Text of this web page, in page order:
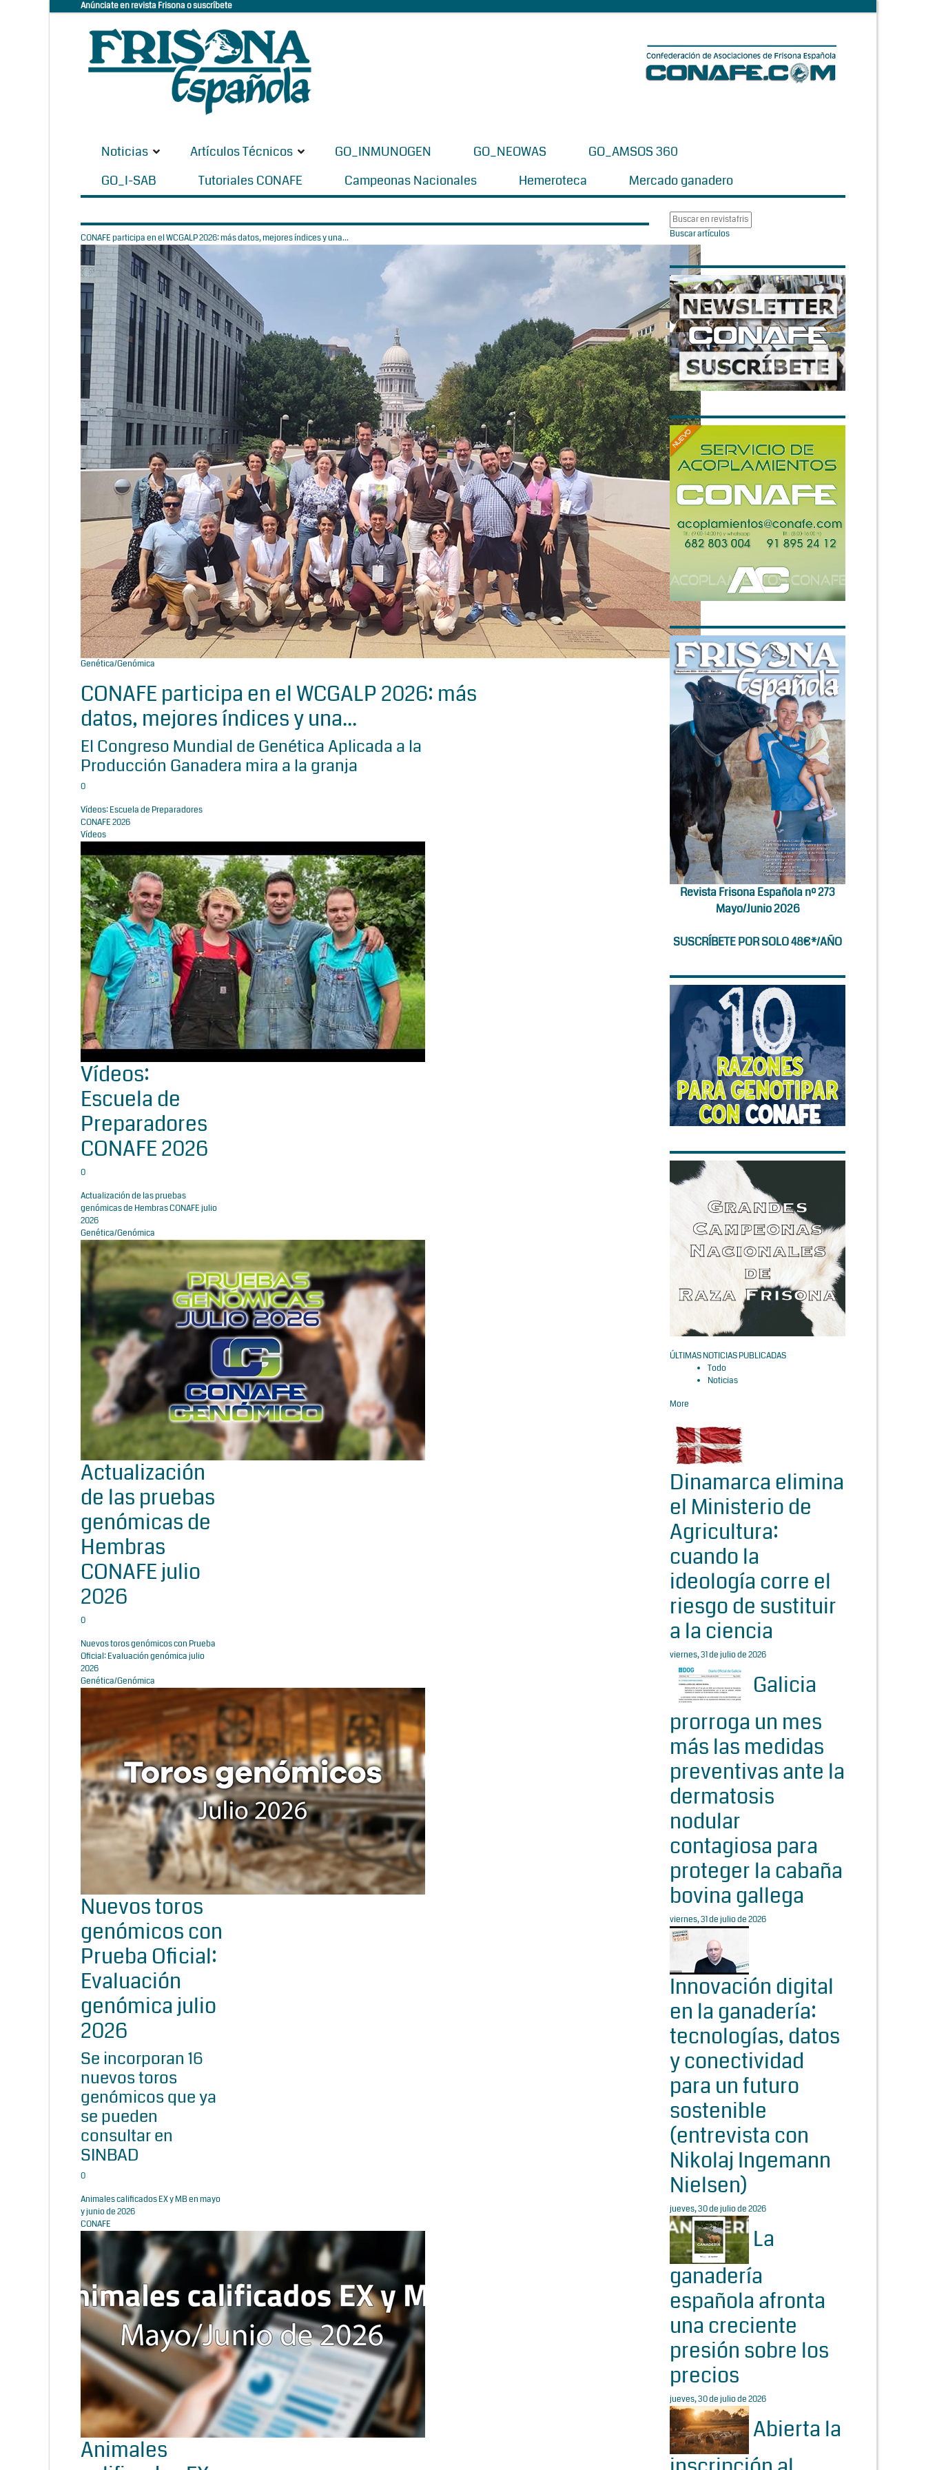
Anúnciate en revista Frisona o suscríbete
Noticias Artículos Técnicos GO_INMUNOGEN GO_NEOWAS
GO_AMSOS 360
GO_I-SAB
Tutoriales CONAFE Campeonas Nacionales Hemeroteca Mercado ganadero
CONAFE participa en el WCGALP 2026: más datos, mejores índices y una...
Genética/Genómica
CONAFE participa en el WCGALP 2026: más
datos, mejores índices y una...
El Congreso Mundial de Genética Aplicada a la
Producción Ganadera mira a la granja
0
Vídeos: Escuela de Preparadores
CONAFE 2026
Vídeos
Vídeos:
Escuela de
Preparadores
CONAFE 2026
0
Actualización de las pruebas
genómicas de Hembras CONAFE julio
2026
Genética/Genómica
Actualización
de las pruebas
genómicas de
Hembras
CONAFE julio
2026
0
Nuevos toros genómicos con Prueba
Oficial: Evaluación genómica julio
2026
Genética/Genómica
Nuevos toros
genómicos con
Prueba Oficial:
Evaluación
genómica julio
2026
Se incorporan 16
nuevos toros
genómicos que ya
se pueden
consultar en
SINBAD
0
Animales calificados EX y MB en mayo
y junio de 2026
CONAFE
Animales
Buscar artículos
Revista Frisona Española nº 273
Mayo/Junio 2026
SUSCRÍBETE POR SOLO 48€*/AÑO
ÚLTIMAS NOTICIAS PUBLICADAS
Todo
Noticias
More
Dinamarca elimina
el Ministerio de
Agricultura:
cuando la
ideología corre el
riesgo de sustituir
a la ciencia
viernes, 31 de julio de 2026
Galicia
prorroga un mes
más las medidas
preventivas ante la
dermatosis
nodular
contagiosa para
proteger la cabaña
bovina gallega
viernes, 31 de julio de 2026
Innovación digital
en la ganadería:
tecnologías, datos
y conectividad
para un futuro
sostenible
(entrevista con
Nikolaj Ingemann
Nielsen)
jueves, 30 de julio de 2026
La
ganadería
española afronta
una creciente
presión sobre los
precios
jueves, 30 de julio de 2026
Abierta la